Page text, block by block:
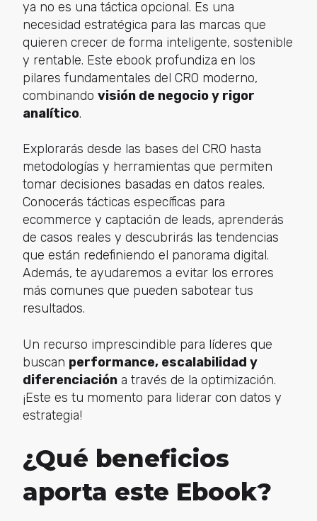
ya no es una táctica opcional. Es una
necesidad estratégica para las marcas que
quieren crecer de forma inteligente, sostenible
y rentable. Este ebook profundiza en los
pilares fundamentales del CRO moderno,
combinando visión de negocio y rigor
analítico.
Explorarás desde las bases del CRO hasta
metodologías y herramientas que permiten
tomar decisiones basadas en datos reales.
Conocerás tácticas específicas para
ecommerce y captación de leads, aprenderás
de casos reales y descubrirás las tendencias
que están redefiniendo el panorama digital.
Además, te ayudaremos a evitar los errores
más comunes que pueden sabotear tus
resultados.
Un recurso imprescindible para líderes que
buscan performance, escalabilidad y
diferenciacióna través de la optimización.
¡Este es tu momento para liderar con datos y
estrategia!
¿Qué beneficios
aporta este Ebook?